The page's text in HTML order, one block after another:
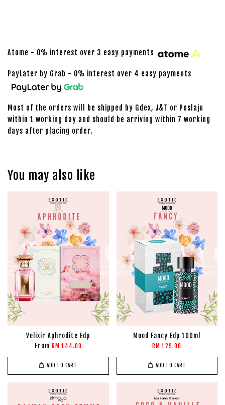
Atome - 0% interest over 3 easy payments
PayLater by Grab - 0% interest over 4 easy payments
Most of the orders will be shipped by Gdex, J&T or Poslaju
within 1 working day and should be arriving within 7 working
days after placing order.
You may also like
Velixir Aphrodite Edp
From RM 144.00
ADD TO CART
Mood Fancy Edp 100ml
RM 129.00
ADD TO CART